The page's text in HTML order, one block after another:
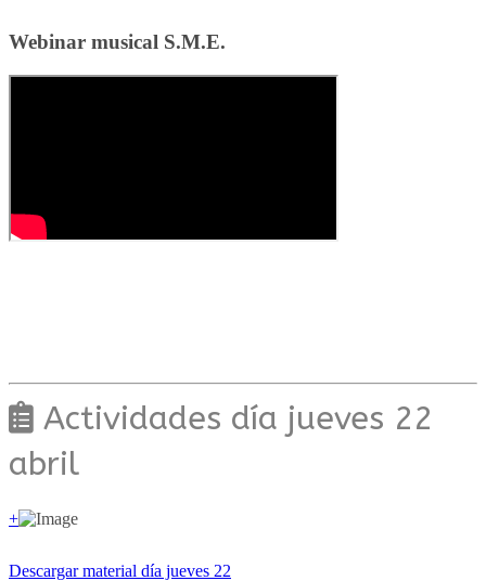
Webinar musical S.M.E.
Actividades día jueves 22
abril
+
Descargar material día jueves 22